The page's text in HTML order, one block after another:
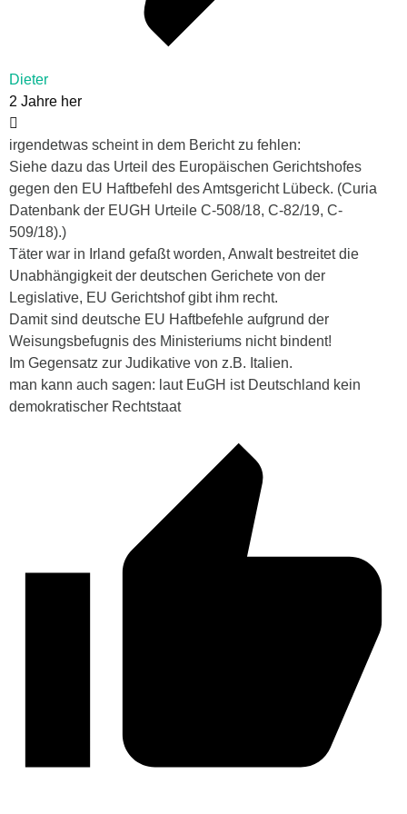
Dieter
2 Jahre her
irgendetwas scheint in dem Bericht zu fehlen:
Siehe dazu das Urteil des Europäischen Gerichtshofes
gegen den EU Haftbefehl des Amtsgericht Lübeck. (Curia
Datenbank der EUGH Urteile C-508/18, C-82/19, C-
509/18).)
Täter war in Irland gefaßt worden, Anwalt bestreitet die
Unabhängigkeit der deutschen Gerichete von der
Legislative, EU Gerichtshof gibt ihm recht.
Damit sind deutsche EU Haftbefehle aufgrund der
Weisungsbefugnis des Ministeriums nicht bindent!
Im Gegensatz zur Judikative von z.B. Italien.
man kann auch sagen: laut EuGH ist Deutschland kein
demokratischer Rechtstaat